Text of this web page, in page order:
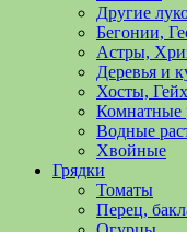
Другие
Бегонии,
Астры,
Деревья и
Хосты,
Комнатные
Водные
Хвойные
Грядки
Томаты
Перец,